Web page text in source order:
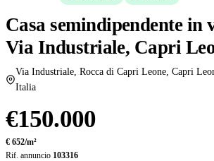
Casa semindipendente in
Via Industriale, Capri
Via Industriale, Rocca di Capri Leone, Capri
Italia
€150.000
€ 652/m²
Rif. annuncio 103316